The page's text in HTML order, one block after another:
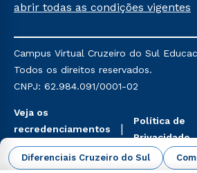
Diferenciais Cruzeiro do Sul
Já para as demais, a taxa de
mencionadas são referentes aos
Religioso, Geografia para a
do Ensino de História: Questões
abrir todas as condições vigentes
Campus Virtual Cruzeiro do Sul
Todos os direitos reservados.
CNPJ: 62.984.091/0001-02
Veja os
recredenciamentos
aqui
Política de
Privacidade